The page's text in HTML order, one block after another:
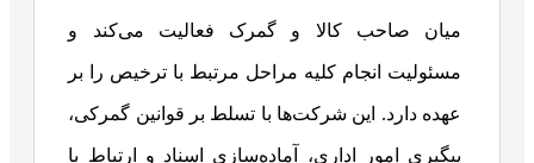
میان صاحب کالا و گمرک فعالیت می‌کند و
مسئولیت انجام کلیه مراحل مرتبط با ترخیص را بر
عهده دارد. این شرکت‌ها با تسلط بر قوانین گمرکی،
پیگیری امور اداری، آماده‌سازی اسناد و ارتباط با